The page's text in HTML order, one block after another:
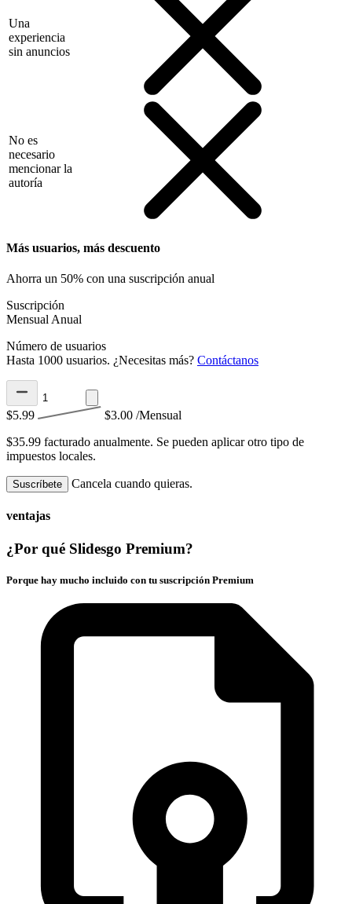
Una
experiencia
sin anuncios
No es
necesario
mencionar la
autoría
Más usuarios, más descuento
Ahorra un 50% con una suscripción anual
Suscripción
Mensual Anual
Número de usuarios
Hasta 1000 usuarios. ¿Necesitas más? Contáctanos
$5.99 $3.00 /Mensual
$35.99 facturado anualmente. Se pueden aplicar otro tipo de
impuestos locales.
Suscríbete Cancela cuando quieras.
ventajas
¿Por qué Slidesgo Premium?
Porque hay mucho incluido con tu suscripción Premium